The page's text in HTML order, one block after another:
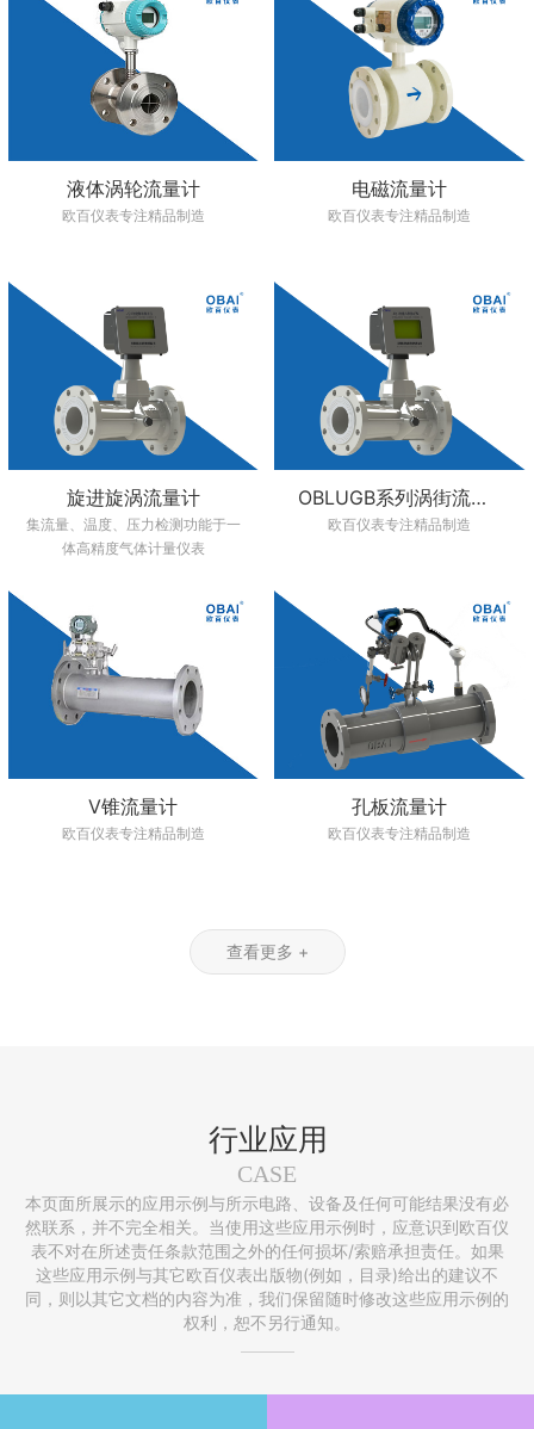
液体涡轮流量计
欧百仪表专注精品制造
电磁流量计
欧百仪表专注精品制造
旋进旋涡流量计
集流量、温度、压力检测功能于一
体高精度气体计量仪表
OBLUGB系列涡街流量计
欧百仪表专注精品制造
V锥流量计
欧百仪表专注精品制造
孔板流量计
欧百仪表专注精品制造
查看更多 +
行业应用
CASE
本页面所展示的应用示例与所示电路、设备及任何可能结果没有必
然联系，并不完全相关。当使用这些应用示例时，应意识到欧百仪
表不对在所述责任条款范围之外的任何损坏/索赔承担责任。如果
这些应用示例与其它欧百仪表出版物(例如，目录)给出的建议不
同，则以其它文档的内容为准，我们保留随时修改这些应用示例的
权利，恕不另行通知。